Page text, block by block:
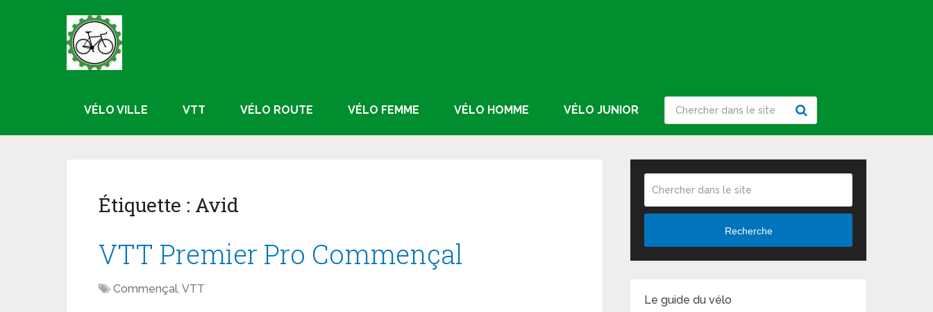
VÉLO VILLE VTT VÉLO ROUTE VÉLO FEMME VÉLO HOMME VÉLO JUNIOR
Étiquette : Avid
VTT Premier Pro Commençal
Commençal, VTT
Recherche
Le guide du vélo